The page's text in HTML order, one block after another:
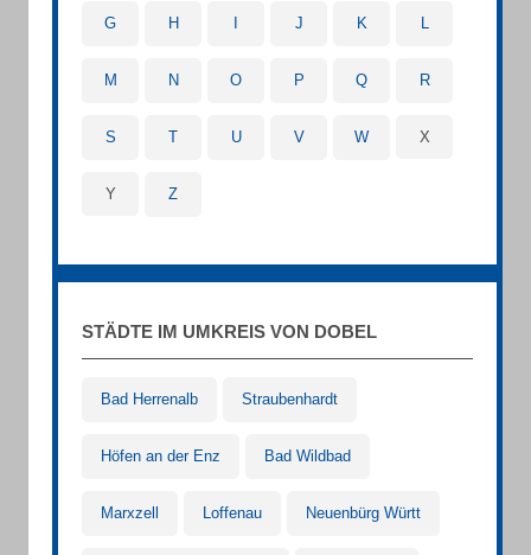
G H J K L
M N O P Q R
S T U V W X
Y Z
STÄDTE IM UMKREIS VON DOBEL
Bad Herrenalb Straubenhardt
Höfen an der Enz Bad Wildbad
Marxzell Loffenau Neuenbürg Württ